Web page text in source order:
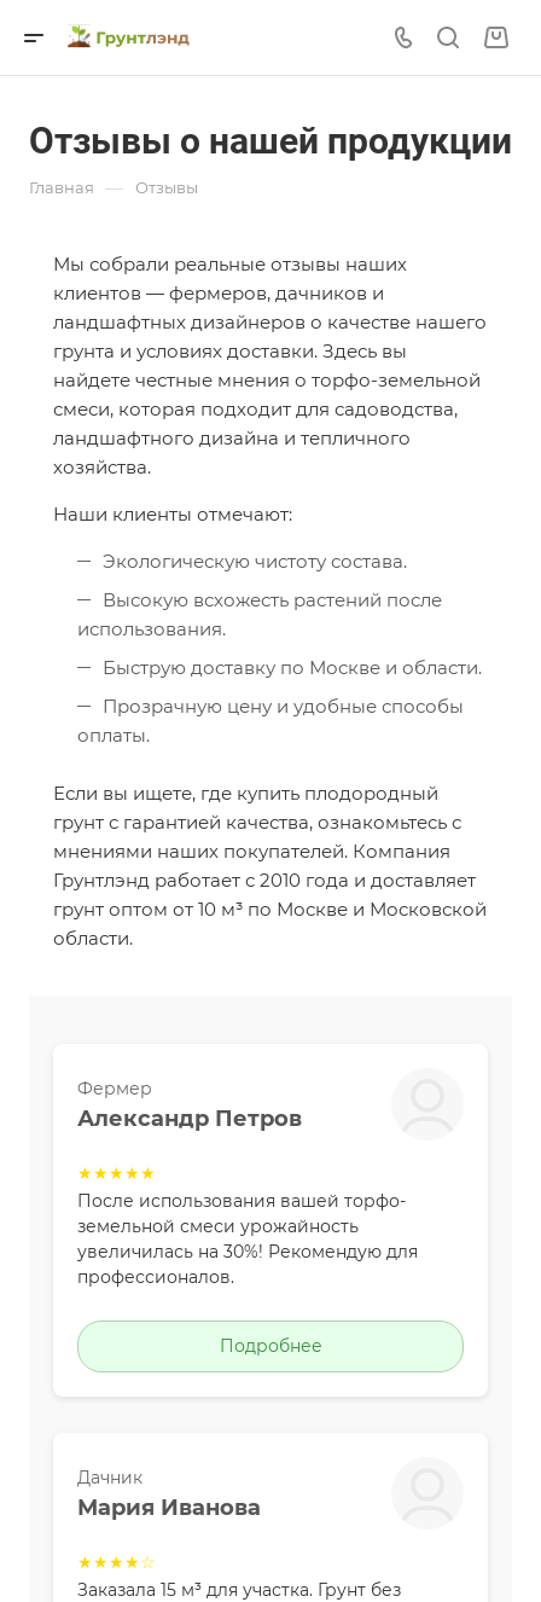
Отзывы о нашей продукции
Главная — Отзывы
Мы собрали реальные отзывы наших
клиентов — фермеров, дачников и
ландшафтных дизайнеров о качестве нашего
грунта и условиях доставки. Здесь вы
найдете честные мнения о торфо-земельной
смеси, которая подходит для садоводства,
ландшафтного дизайна и тепличного
хозяйства.
Наши клиенты отмечают:
Экологическую чистоту состава.
Высокую всхожесть растений после
использования.
Быструю доставку по Москве и области.
Прозрачную цену и удобные способы
оплаты.
Если вы ищете, где купить плодородный
грунт с гарантией качества, ознакомьтесь с
мнениями наших покупателей. Компания
Грунтлэнд работает с 2010 года и доставляет
грунт оптом от 10 м³ по Москве и Московской
области.
Фермер
Александр Петров
★★★★★
После использования вашей торфо-
земельной смеси урожайность
увеличилась на 30%! Рекомендую для
профессионалов.
Подробнее
Дачник
Мария Иванова
★★★★☆
Заказала 15 м³ для участка. Грунт без